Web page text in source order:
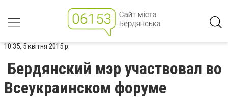
10:35, 5 квітня 2015 р.
Бердянский мэр участвовал во
Всеукраинском форуме